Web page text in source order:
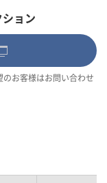
ョン
お客様はお問い合わせ